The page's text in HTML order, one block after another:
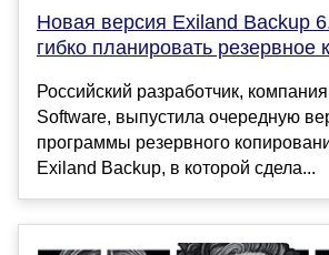
Новая версия Exiland Backup
гибко планировать резервное
Российский разработчик,
Software, выпустила очередную
программы резервного
Exiland Backup, в которой сдела...